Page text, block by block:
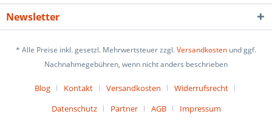
Newsletter
* Alle Preise inkl. gesetzl. Mehrwertsteuer zzgl.Versandkosten und ggf.
Nachnahmegebühren, wenn nicht anders beschrieben
Blog Kontakt Versandkosten
Widerrufsrecht
Datenschutz
Partner AGB
Impressum